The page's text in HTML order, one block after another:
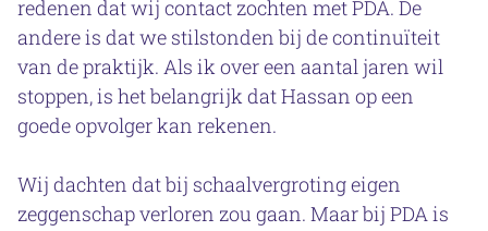
redenen dat wij contact zochten met PDA. De
andere is dat we stilstonden bij de continuïteit
van de praktijk. Als ik over een aantal jaren wil
stoppen, is het belangrijk dat Hassan op een
goede opvolger kan rekenen.
Wij dachten dat bij schaalvergroting eigen
zeggenschap verloren zou gaan. Maar bij PDA is